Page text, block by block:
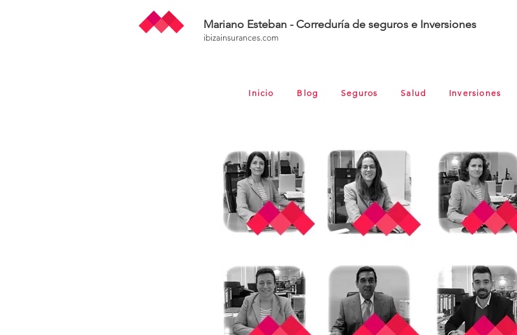
Mariano Esteban - Correduría de seguros e Inversiones
ibizainsurances.com
Inicio Blog Seguros Salud Inversiones